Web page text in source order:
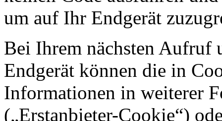
um auf Ihr Endgerät
Bei Ihrem nächsten Aufruf
Endgerät können die in
Informationen in weiterer
(„Erstanbieter-Cookie“)